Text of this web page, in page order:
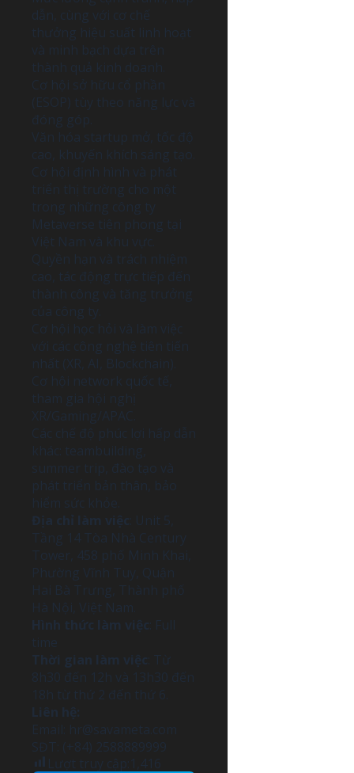
dẫn, cùng với cơ chế
thưởng hiệu suất linh hoạt
và minh bạch dựa trên
thành quả kinh doanh.
Cơ hội sở hữu cổ phần
(ESOP) tùy theo năng lực và
đóng góp.
Văn hóa startup mở, tốc độ
cao, khuyến khích sáng tạo.
Cơ hội định hình và phát
triển thị trường cho một
trong những công ty
Metaverse tiên phong tại
Việt Nam và khu vực.
Quyền hạn và trách nhiệm
cao, tác động trực tiếp đến
thành công và tăng trưởng
của công ty.
Cơ hội học hỏi và làm việc
với các công nghệ tiên tiến
nhất (XR, AI, Blockchain).
Cơ hội network quốc tế,
tham gia hội nghị
XR/Gaming/APAC.
Các chế độ phúc lợi hấp dẫn
khác: teambuilding,
summer trip, đào tạo và
phát triển bản thân, bảo
hiểm sức khỏe.
Địa chỉ làm việc : Unit 5,
Tầng 14 Tòa Nhà Century
Tower, 458 phố Minh Khai,
Phường Vĩnh Tuy, Quận
Hai Bà Trưng, Thành phố
Hà Nội, Việt Nam.
Hình thức làm việc : Full
time
Thời gian làm việc : Từ
8h30 đến 12h và 13h30 đến
18h từ thứ 2 đến thứ 6.
Liên hệ:
Email: hr@savameta.com
SĐT: (+84) 2588889999
Lượt truy cập: 1,416